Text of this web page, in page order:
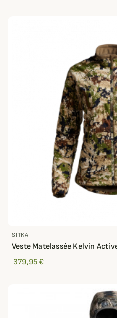
SITKA
Veste Matelassée Kelvin
379,95 €